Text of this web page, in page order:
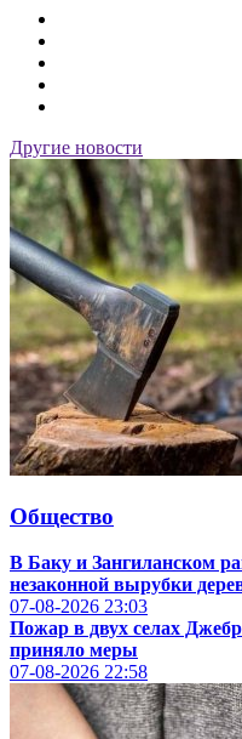
Другие новости
Общество
В Баку и Зангиланском
незаконной вырубки
07-08-2026 23:03
Пожар в двух селах
приняло меры
07-08-2026 22:58